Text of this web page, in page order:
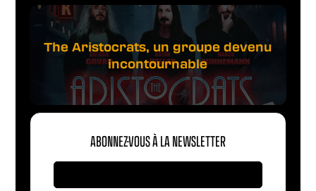
The Aristocrats, un groupe devenu
incontournable
ABONNEZ-VOUS À LA NEWSLETTER